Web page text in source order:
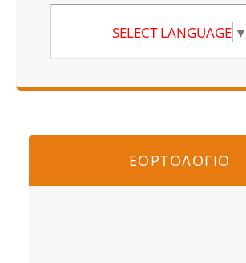
SELECT LANGUAGE ▼
ΕΟΡΤΟΛΟΓΙΟ